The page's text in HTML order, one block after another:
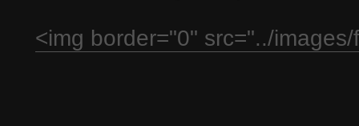
<img border="0" src="../